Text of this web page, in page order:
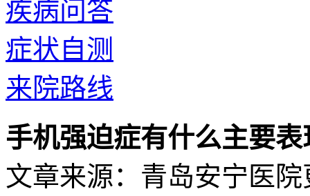
疾病问答
症状自测
来院路线
手机强迫症有什么主要
文章来源：青岛安宁医院